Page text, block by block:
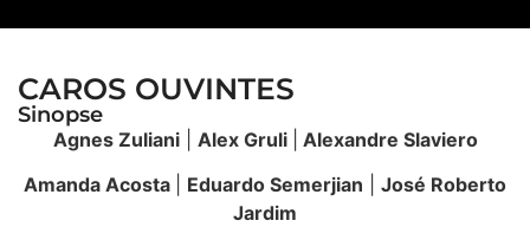
CAROS OUVINTES
Sinopse
Agnes Zuliani| Alex Gruli
Alexandre Slaviero
Amanda Acosta
Eduardo Semerjian
José Roberto
Jardim